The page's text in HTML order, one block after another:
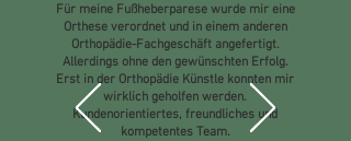
Für meine Fußheberparese wurde mir eine
Orthese verordnet und in einem anderen
Orthopädie-Fachgeschäft angefertigt.
Allerdings ohne den gewünschten Erfolg.
Erst in der Orthopädie Künstle konnten mir
wirklich geholfen werden.
Kundenorientiertes, freundliches und
kompetentes Team.